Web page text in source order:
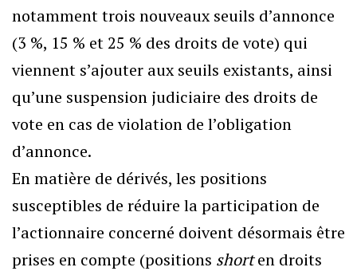
notamment trois nouveaux seuils d’annonce
(3 %, 15 % et 25 % des droits de vote) qui
viennent s’ajouter aux seuils existants, ainsi
qu’une suspension judiciaire des droits de
vote en cas de violation de l’obligation
d’annonce.
En matière de dérivés, les positions
susceptibles de réduire la participation de
l’actionnaire concerné doivent désormais être
prises en compte (positions shorten droits